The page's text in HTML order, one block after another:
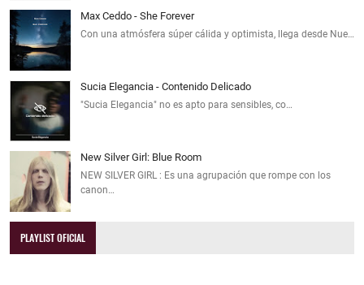
Max Ceddo - She Forever
Con una atmósfera súper cálida y optimista, llega desde Nue…
Sucia Elegancia - Contenido Delicado
"Sucia Elegancia" no es apto para sensibles, co…
New Silver Girl: Blue Room
NEW SILVER GIRL : Es una agrupación que rompe con los
canon…
PLAYLIST OFICIAL